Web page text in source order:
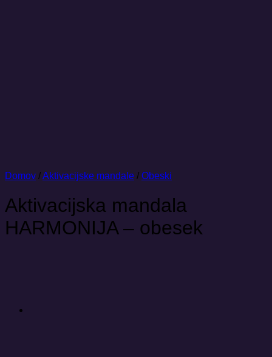
Domov /Aktivacijske mandale / Obeski
Aktivacijska mandala
HARMONIJA – obesek